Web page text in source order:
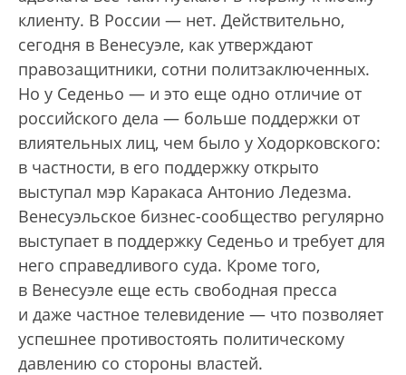
клиенту. В России — нет. Действительно,
сегодня в Венесуэле, как утверждают
правозащитники, сотни политзаключенных.
Но у Седеньо — и это еще одно отличие от
российского дела — больше поддержки от
влиятельных лиц, чем было у Ходорковского:
в частности, в его поддержку открыто
выступал мэр Каракаса Антонио Ледезма.
Венесуэльское бизнес-сообщество регулярно
выступает в поддержку Седеньо и требует для
него справедливого суда. Кроме того,
в Венесуэле еще есть свободная пресса
и даже частное телевидение — что позволяет
успешнее противостоять политическому
давлению со стороны властей.